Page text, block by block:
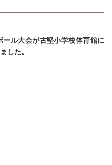
ル大会が古堅小学校体育館に
した。